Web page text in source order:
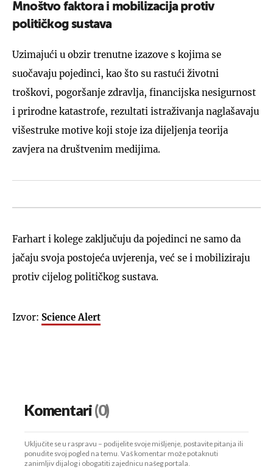
Mnoštvo faktora i mobilizacija protiv
političkog sustava
Uzimajući u obzir trenutne izazove s kojima se
suočavaju pojedinci, kao što su rastući životni
troškovi, pogoršanje zdravlja, financijska nesigurnost
i prirodne katastrofe, rezultati istraživanja naglašavaju
višestruke motive koji stoje iza dijeljenja teorija
zavjera na društvenim medijima.
Farhart i kolege zaključuju da pojedinci ne samo da
jačaju svoja postojeća uvjerenja, već se i mobiliziraju
protiv cijelog političkog sustava.
Izvor: Science Alert
Komentari(0)
Uključite se u raspravu – podijelite svoje mišljenje, postavite pitanja ili
ponudite svoj pogled na temu. Vaš komentar može potaknuti
zanimljiv dijalog i obogatiti zajednicu našeg portala.